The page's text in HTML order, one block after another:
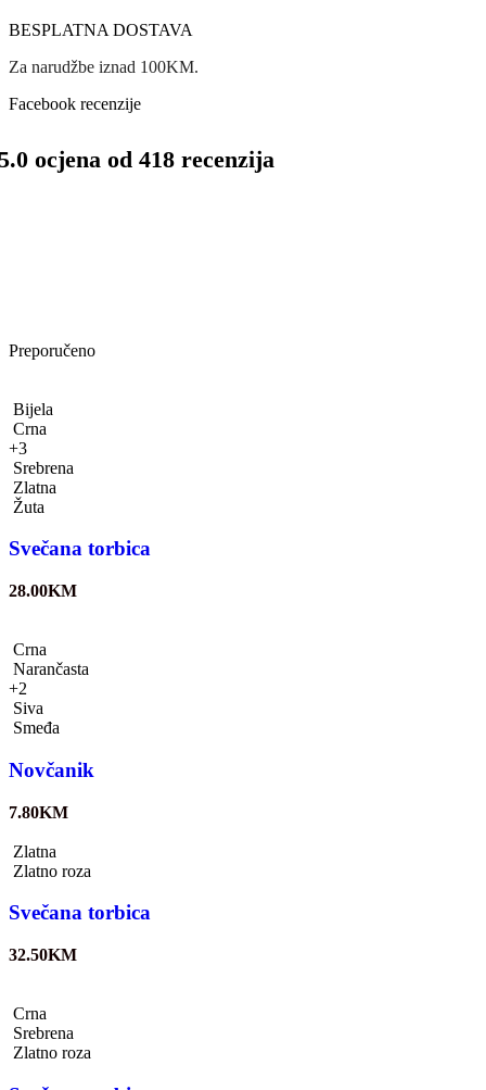
BESPLATNA DOSTAVA
Za narudžbe iznad 100KM.
Facebook recenzije
ocjena od 418 recenzija
Preporučeno
Bijela
Crna
+3
Srebrena
Zlatna
Žuta
Svečana torbica
28.00KM
Crna
Narančasta
+2
Siva
Smeđa
Novčanik
7.80KM
Zlatna
Zlatno roza
Svečana torbica
32.50KM
Crna
Srebrena
Zlatno roza